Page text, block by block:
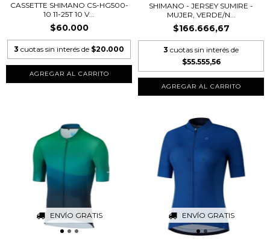
CASSETTE SHIMANO CS-HG500-
10 11-25T 10 V...
$60.000
3 cuotas sin interés de $20.000
SHIMANO - JERSEY SUMIRE -
MUJER, VERDE/N...
$166.666,67
3 cuotas sin interés de
$55.555,56
AGREGAR AL CARRITO
ENVÍO GRATIS ENVÍO GRATIS